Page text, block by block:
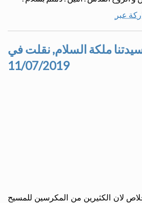
سيدتنا ملكة السلام, نقلت في
11/07/2019
لان الكثيرين من المكرسين للمسيح